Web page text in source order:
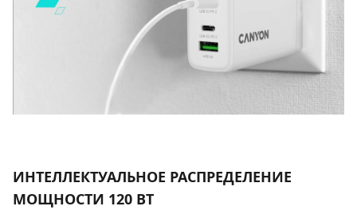
ИНТЕЛЛЕКТУАЛЬНОЕ РАСПРЕДЕЛЕНИЕ
МОЩНОСТИ 120 ВТ